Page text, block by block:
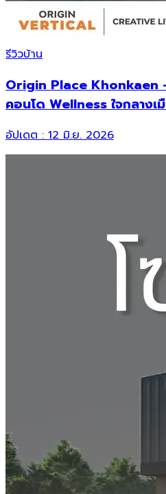
รีวิวบ้าน
Origin Place Khonkaen
คอนโด Wellness ใจกลาง
อัปเดต : 12 มิ.ย. 2026